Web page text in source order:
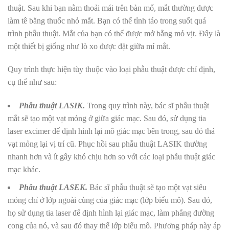
thuật. Sau khi bạn nằm thoải mái trên bàn mổ, mắt thường được
làm tê bằng thuốc nhỏ mắt. Bạn có thể tỉnh táo trong suốt quá
trình phẫu thuật. Mắt của bạn có thể được mở bằng mỏ vịt. Đây là
một thiết bị giống như lò xo được đặt giữa mí mắt.
Quy trình thực hiện tùy thuộc vào loại phẫu thuật được chỉ định,
cụ thể như sau:
Phẫu thuật LASIK. Trong quy trình này, bác sĩ phẫu thuật
mắt sẽ tạo một vạt mỏng ở giữa giác mạc. Sau đó, sử dụng tia
laser excimer để định hình lại mô giác mạc bên trong, sau đó thả
vạt mỏng lại vị trí cũ. Phục hồi sau phẫu thuật LASIK thường
nhanh hơn và ít gây khó chịu hơn so với các loại phẫu thuật giác
mạc khác.
Phẫu thuật LASEK. Bác sĩ phẫu thuật sẽ tạo một vạt siêu
mỏng chỉ ở lớp ngoài cùng của giác mạc (lớp biểu mô). Sau đó,
họ sử dụng tia laser để định hình lại giác mạc, làm phẳng đường
cong của nó, và sau đó thay thế lớp biểu mô. Phương pháp này áp